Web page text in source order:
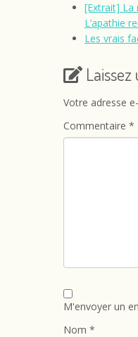
[Extrait] La
L’apathie
Les vrais
Votre adresse
Commentaire *
M'envoyer un
Nom *